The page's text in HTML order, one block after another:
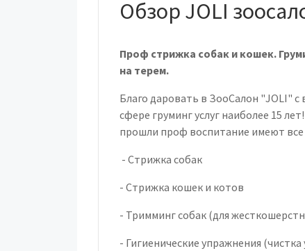
Обзор JOLI
Проф стрижка собак и кошек.
на терем.
Благо даровать в ЗооСалон "JOLI"
сфере груминг услуг наиболее 15
прошли проф воспитание имеют
- Стрижка собак
- Стрижка кошек и котов
- Тримминг собак (для
- Гигиенические упражнения